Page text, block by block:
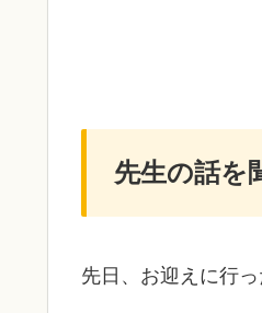
先生の話を
先日、お迎えに行